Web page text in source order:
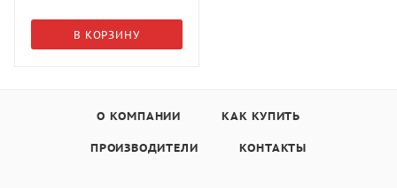
В КОРЗИНУ
О КОМПАНИИ КАК КУПИТЬ
ПРОИЗВОДИТЕЛИ КОНТАКТЫ